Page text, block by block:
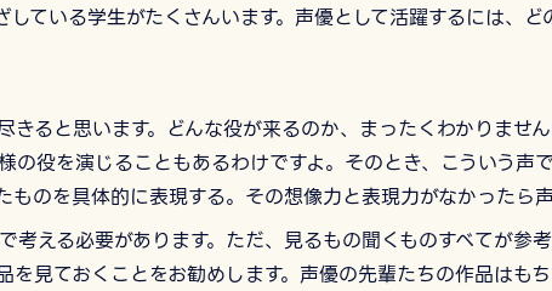
ている学生がたくさんいます。声優として活躍するには、
きると思います。どんな役が来るのか、まったくわかりませ
の役を演じることもあるわけですよ。そのとき、こういう声
のを具体的に表現する。その想像力と表現力がなかったら
考える必要があります。ただ、見るもの聞くものすべてが参
を見ておくことをお勧めします。声優の先輩たちの作品はも